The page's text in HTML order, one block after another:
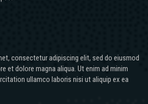
consectetur adipiscing elit, sed do eiusmod
et dolore magna aliqua. Ut enim ad minim
ullamco laboris nisi ut aliquip ex ea